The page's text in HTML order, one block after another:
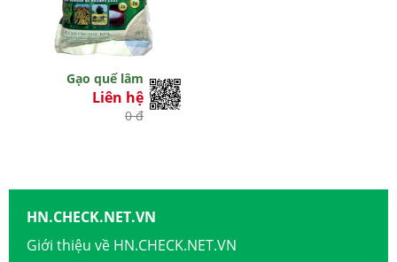
Gạo quế lâm
Liên hệ
0 đ
HN.CHECK.NET.VN
Giới thiệu về HN.CHECK.NET.VN